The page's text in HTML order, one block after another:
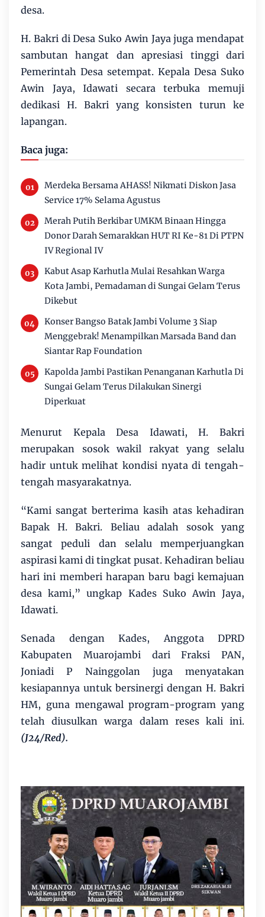
desa.
H. Bakri di Desa Suko Awin Jaya juga mendapat
sambutan hangat dan apresiasi tinggi dari
Pemerintah Desa setempat. Kepala Desa Suko
Awin Jaya, Idawati secara terbuka memuji
dedikasi H. Bakri yang konsisten turun ke
lapangan.
Baca juga:
Merdeka Bersama AHASS! Nikmati Diskon Jasa
Service 17% Selama Agustus
Merah Putih Berkibar UMKM Binaan Hingga
Donor Darah Semarakkan HUT RI Ke-81 Di PTPN
IV Regional IV
Kabut Asap Karhutla Mulai Resahkan Warga
Kota Jambi, Pemadaman di Sungai Gelam Terus
Dikebut
Konser Bangso Batak Jambi Volume 3 Siap
Menggebrak! Menampilkan Marsada Band dan
Siantar Rap Foundation
Kapolda Jambi Pastikan Penanganan Karhutla Di
Sungai Gelam Terus Dilakukan Sinergi
Diperkuat
Menurut Kepala Desa Idawati, H. Bakri
merupakan sosok wakil rakyat yang selalu
hadir untuk melihat kondisi nyata di tengah-
tengah masyarakatnya.
“Kami sangat berterima kasih atas kehadiran
Bapak H. Bakri. Beliau adalah sosok yang
sangat peduli dan selalu memperjuangkan
aspirasi kami di tingkat pusat. Kehadiran beliau
hari ini memberi harapan baru bagi kemajuan
desa kami,” ungkap Kades Suko Awin Jaya,
Idawati.
Senada dengan Kades, Anggota DPRD
Kabupaten Muarojambi dari Fraksi PAN,
Joniadi P Nainggolan juga menyatakan
kesiapannya untuk bersinergi dengan H. Bakri
HM, guna mengawal program-program yang
telah diusulkan warga dalam reses kali ini.
(J24/Red).